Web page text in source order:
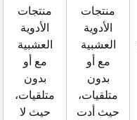
منتجات
الأدوية
العشبية
مع أو
بدون
متلقيات،
حيث أدت
منتجات
الأدوية
العشبية
مع أو
بدون
متلقيات،
حيث لا